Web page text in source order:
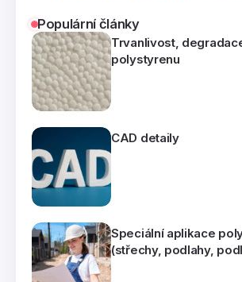
Populární články
Trvanlivost,
polystyrenu
CAD detaily
Speciální aplikace
(střechy, podlahy,